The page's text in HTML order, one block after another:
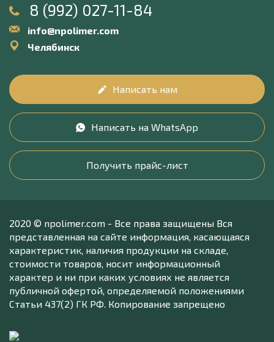
8 (992) 027-11-84
info@npolimer.com
Челябинск
Написать нам
Написать на WhatsApp
Получить прайс-лист
2020 © npolimer.com - Все права защищены Вся
представленная на сайте информация, касающаяся
характеристик, наличия продукции на складе,
стоимости товаров, носит информационный
характер и ни при каких условиях не является
публичной офертой, определяемой положениями
Статьи 437(2) ГК РФ. Копирование запрещено